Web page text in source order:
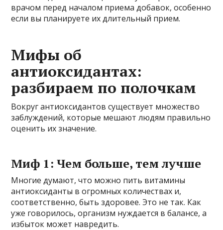
врачом перед началом приема добавок, особенно
если вы планируете их длительный прием.
Мифы об
антиоксидантах:
разбираем по полочкам
Вокруг антиоксидантов существует множество
заблуждений, которые мешают людям правильно
оценить их значение.
Миф 1: Чем больше, тем лучше
Многие думают, что можно пить витамины
антиоксиданты в огромных количествах и,
соответственно, быть здоровее. Это не так. Как
уже говорилось, организм нуждается в балансе, а
избыток может навредить.